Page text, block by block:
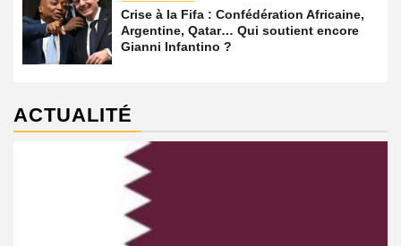
Crise à la Fifa : Confédération Africaine,
Argentine, Qatar… Qui soutient encore
Gianni Infantino ?
ACTUALITÉ